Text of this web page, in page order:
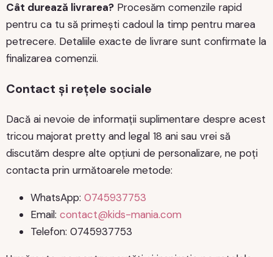
Cât durează livrarea? Procesăm comenzile rapid
pentru ca tu să primești cadoul la timp pentru marea
petrecere. Detaliile exacte de livrare sunt confirmate la
finalizarea comenzii.
Contact și rețele sociale
Dacă ai nevoie de informații suplimentare despre acest
tricou majorat pretty and legal 18 ani sau vrei să
discutăm despre alte opțiuni de personalizare, ne poți
contacta prin următoarele metode:
WhatsApp: 0745937753
Email: contact@kids-mania.com
Telefon: 0745937753